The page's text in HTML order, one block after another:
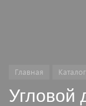
Главная Каталог
Угловой